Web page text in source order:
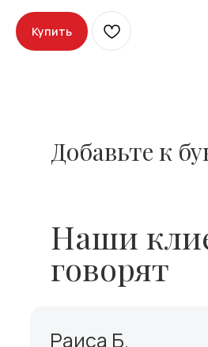
Купить
Добавьте к
Наши
говорят
Раиса Б.